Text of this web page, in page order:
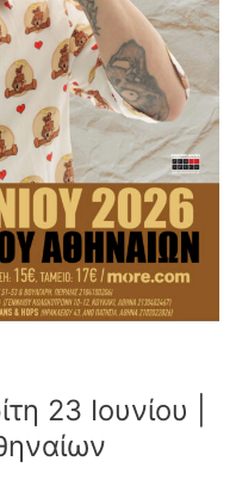
23 Ιουνίου |